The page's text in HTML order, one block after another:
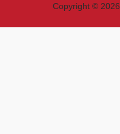
Copyright © 2026